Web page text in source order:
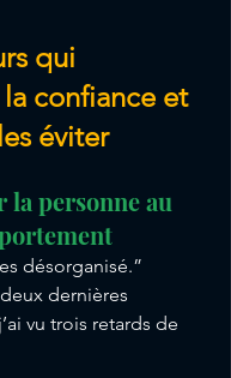
qui
confiance et
éviter
la personne au
désorganisé.”
dernières
vu trois retards de